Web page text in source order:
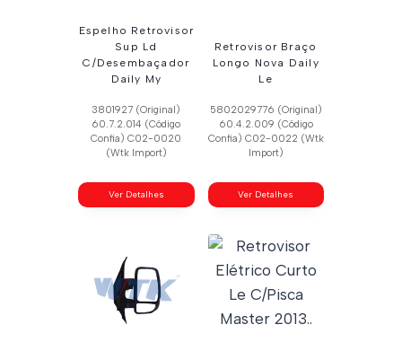
Espelho Retrovisor
Sup Ld
C/Desembaçador
Daily My
3801927 (Original)
60.7.2.014 (Código
Confia) C02-0020
(Wtk Import)
Ver Detalhes
Retrovisor Braço
Longo Nova Daily
Le
5802029776 (Original)
60.4.2.009 (Código
Confia) C02-0022 (Wtk
Import)
Ver Detalhes